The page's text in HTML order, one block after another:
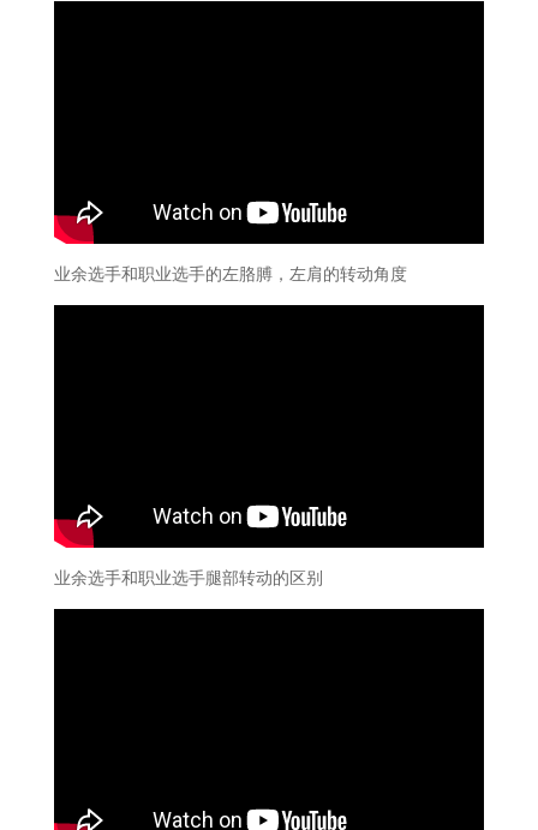
业余选手和职业选手的左胳膊，左肩的转动角度
业余选手和职业选手腿部转动的区别